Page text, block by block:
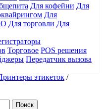
Для кофейни Для
Для
Для торговли Для
Торговое POS решения
Передатчик вызова
этикеток /